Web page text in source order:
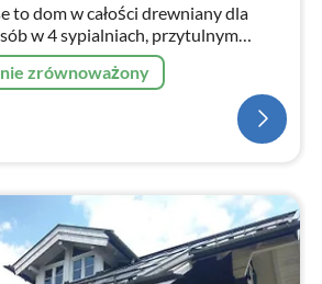
to dom w całości drewniany dla
w 4 sypialniach, przytulnym
od zgiełku. Idealny dla rodziny,
zrównoważony